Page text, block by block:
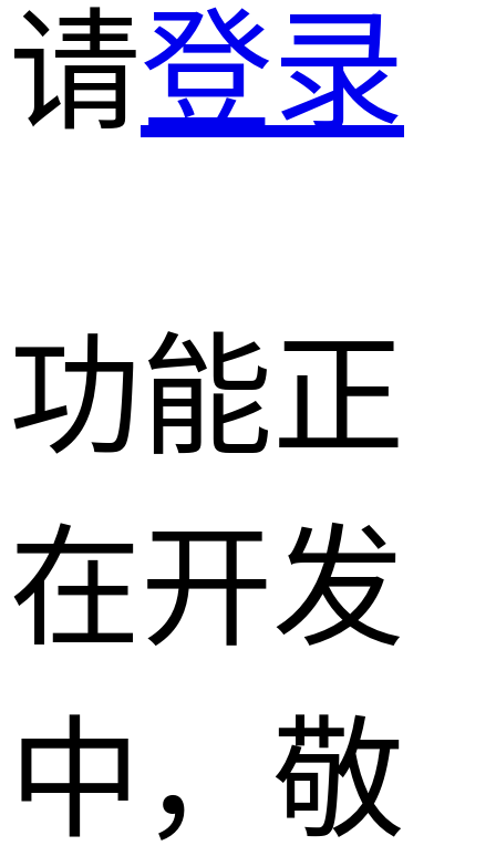
请登录
功能正
在开发
中，敬